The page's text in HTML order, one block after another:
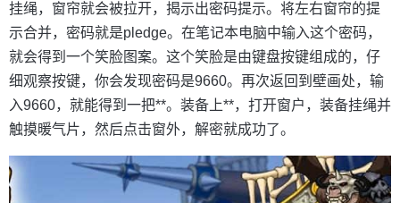
挂绳，窗帘就会被拉开，揭示出密码提示。将左右窗帘的提
示合并，密码就是pledge。在笔记本电脑中输入这个密码，
就会得到一个笑脸图案。这个笑脸是由键盘按键组成的，仔
细观察按键，你会发现密码是9660。再次返回到壁画处，输
入9660，就能得到一把**。装备上**，打开窗户，装备挂绳并
触摸暖气片，然后点击窗外，解密就成功了。